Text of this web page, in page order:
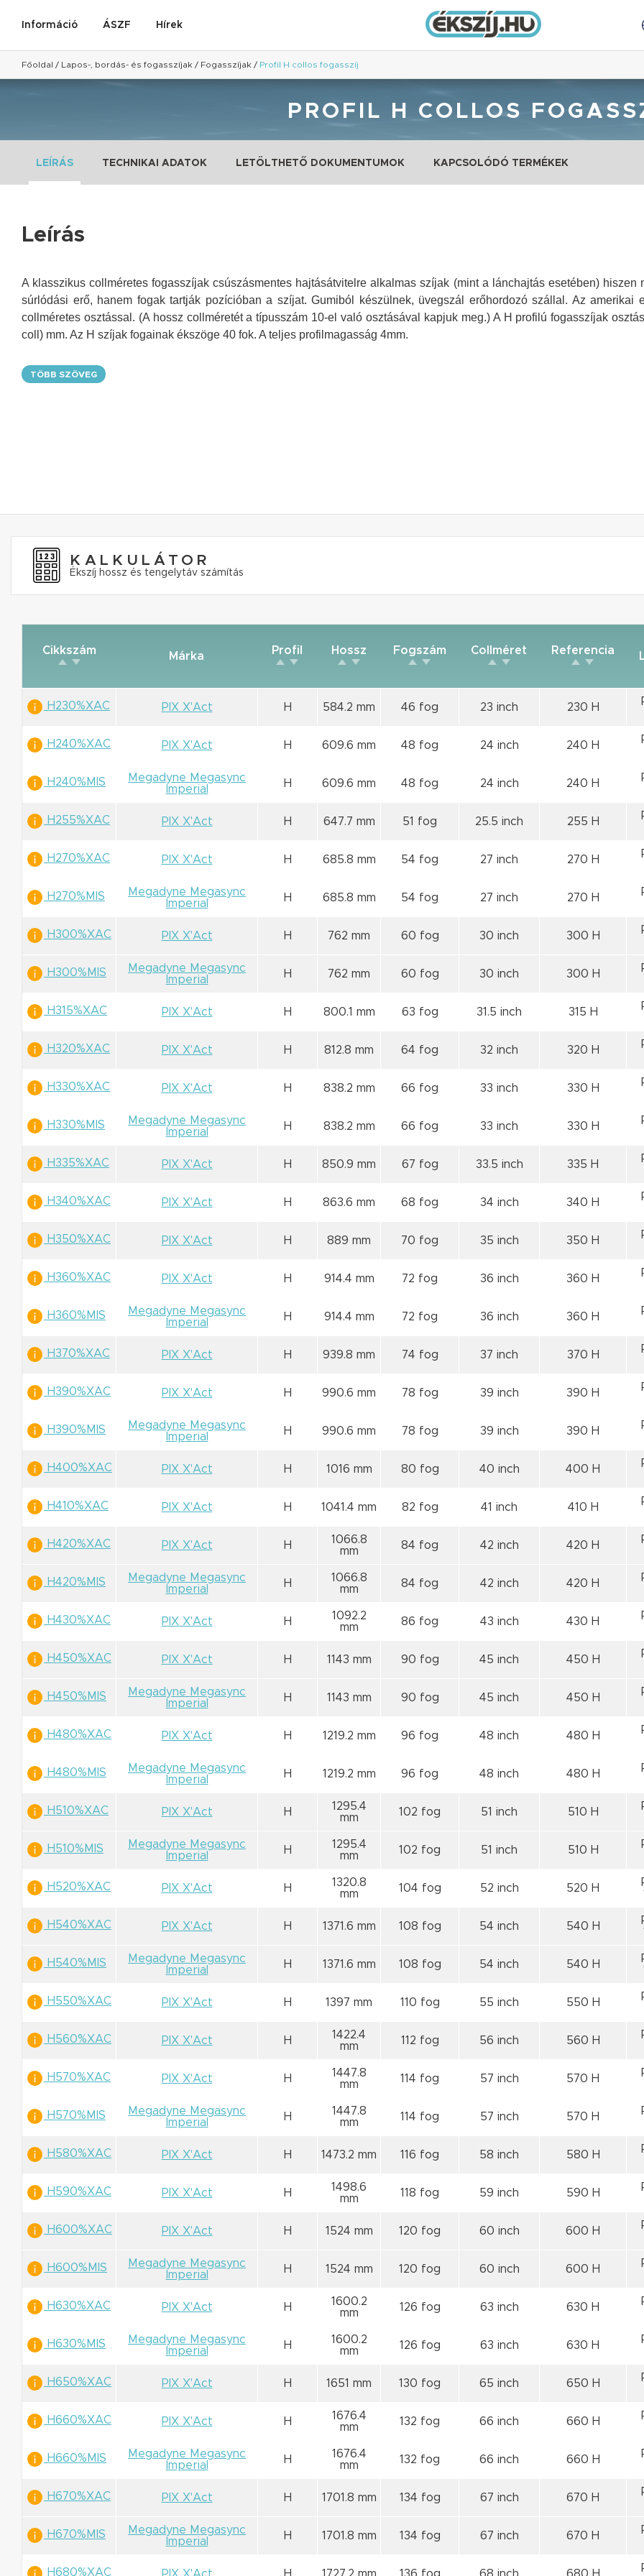
Információ ÁSZF Hírek
Főoldal / Lapos-, bordás- és fogasszíjak / Fogasszíjak / Profil H collos fogasszíj
PROFIL H COLLOS
LEÍRÁS TECHNIKAI ADATOK LETÖLTHETŐ DOKUMENTUMOK KAPCSOLÓDÓ TERMÉKEK
Leírás
A klasszikus collméretes fogasszíjak csúszásmentes hajtásátvitelre alkalmas szíjak (mint a lánchajtás esetében) hiszen
súrlódási erő, hanem fogak tartják pozícióban a szíjat. Gumiból készülnek, üvegszál erőhordozó szállal. Az amerikai
collméretes osztással. (A hossz collméretét a típusszám 10-el való osztásával kapjuk meg.) A H profilú fogasszíjak
coll) mm. Az H szíjak fogainak ékszöge 40 fok. A teljes profilmagasság 4mm.
TÖBB SZÖVEG
KALKULÁTOR
Ékszíj hossz és tengelytáv számítás
Cikkszám Márka Profil Hossz Fogszám Collméret Referencia
H230%XAC PIX X'Act H 584.2 mm 46 fog 23 inch 230 H
H240%XAC PIX X'Act H 609.6 mm 48 fog 24 inch 240 H
H240%MIS
Megadyne Megasync
Imperial
H 609.6 mm 48 fog 24 inch 240 H
H255%XAC PIX X'Act H 647.7 mm 51 fog 25.5 inch 255 H
H270%XAC PIX X'Act H 685.8 mm 54 fog 27 inch 270 H
H270%MIS
Megadyne Megasync
Imperial
H 685.8 mm 54 fog 27 inch 270 H
H300%XAC PIX X'Act H 762 mm 60 fog 30 inch 300 H
H300%MIS
Megadyne Megasync
Imperial
H 762 mm 60 fog 30 inch 300 H
H315%XAC PIX X'Act H 800.1 mm 63 fog 31.5 inch 315 H
H320%XAC PIX X'Act H 812.8 mm 64 fog 32 inch 320 H
H330%XAC PIX X'Act H 838.2 mm 66 fog 33 inch 330 H
H330%MIS
Megadyne Megasync
Imperial
H 838.2 mm 66 fog 33 inch 330 H
H335%XAC PIX X'Act H 850.9 mm 67 fog 33.5 inch 335 H
H340%XAC PIX X'Act H 863.6 mm 68 fog 34 inch 340 H
H350%XAC PIX X'Act H 889 mm 70 fog 35 inch 350 H
H360%XAC PIX X'Act H 914.4 mm 72 fog 36 inch 360 H
H360%MIS
Megadyne Megasync
Imperial
H 914.4 mm 72 fog 36 inch 360 H
H370%XAC PIX X'Act H 939.8 mm 74 fog 37 inch 370 H
H390%XAC PIX X'Act H 990.6 mm 78 fog 39 inch 390 H
H390%MIS
Megadyne Megasync
Imperial
H 990.6 mm 78 fog 39 inch 390 H
H400%XAC PIX X'Act H 1016 mm 80 fog 40 inch 400 H
H410%XAC PIX X'Act H 1041.4 mm 82 fog 41 inch 410 H
H420%XAC PIX X'Act H
1066.8
mm
84 fog 42 inch 420 H
H420%MIS
Megadyne Megasync
Imperial
H
1066.8
mm
84 fog 42 inch 420 H
H430%XAC PIX X'Act H
1092.2
mm
86 fog 43 inch 430 H
H450%XAC PIX X'Act H 1143 mm 90 fog 45 inch 450 H
H450%MIS
Megadyne Megasync
Imperial
H 1143 mm 90 fog 45 inch 450 H
H480%XAC PIX X'Act H 1219.2 mm 96 fog 48 inch 480 H
H480%MIS
Megadyne Megasync
Imperial
H 1219.2 mm 96 fog 48 inch 480 H
H510%XAC PIX X'Act H
1295.4
mm
102 fog 51 inch 510 H
H510%MIS
Megadyne Megasync
Imperial
H
1295.4
mm
102 fog 51 inch 510 H
H520%XAC PIX X'Act H
1320.8
mm
104 fog 52 inch 520 H
H540%XAC PIX X'Act H 1371.6 mm 108 fog 54 inch 540 H
H540%MIS
Megadyne Megasync
Imperial
H 1371.6 mm 108 fog 54 inch 540 H
H550%XAC PIX X'Act H 1397 mm 110 fog 55 inch 550 H
H560%XAC PIX X'Act H
1422.4
mm
112 fog 56 inch 560 H
H570%XAC PIX X'Act H
1447.8
mm
114 fog 57 inch 570 H
H570%MIS
Megadyne Megasync
Imperial
H
1447.8
mm
114 fog 57 inch 570 H
H580%XAC PIX X'Act H 1473.2 mm 116 fog 58 inch 580 H
H590%XAC PIX X'Act H
1498.6
mm
118 fog 59 inch 590 H
H600%XAC PIX X'Act H 1524 mm 120 fog 60 inch 600 H
H600%MIS
Megadyne Megasync
Imperial
H 1524 mm 120 fog 60 inch 600 H
H630%XAC PIX X'Act H
1600.2
mm
126 fog 63 inch 630 H
H630%MIS
Megadyne Megasync
Imperial
H
1600.2
mm
126 fog 63 inch 630 H
H650%XAC PIX X'Act H 1651 mm 130 fog 65 inch 650 H
H660%XAC PIX X'Act H
1676.4
mm
132 fog 66 inch 660 H
H660%MIS
Megadyne Megasync
Imperial
H
1676.4
mm
132 fog 66 inch 660 H
H670%XAC PIX X'Act H 1701.8 mm 134 fog 67 inch 670 H
H670%MIS
Megadyne Megasync
Imperial
H 1701.8 mm 134 fog 67 inch 670 H
H680%XAC PIX X'Act H 1727.2 mm 136 fog 68 inch 680 H